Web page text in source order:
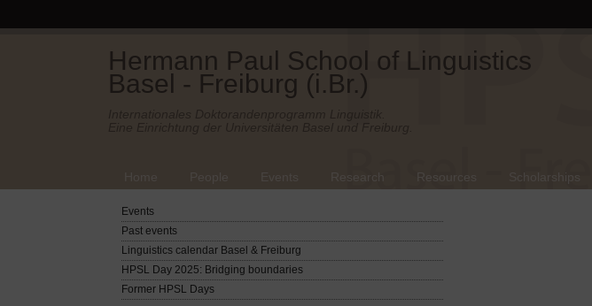
Hermann Paul School of Linguistics
Basel - Freiburg (i.Br.)
Events
Past events
Linguistics calendar Basel & Freiburg
HPSL Day 2025: Bridging boundaries
Former HPSL Days